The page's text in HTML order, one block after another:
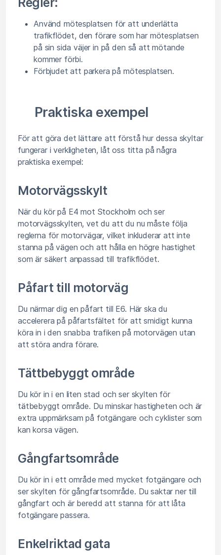
Använd mötesplatsen för att underlätta
trafikflödet, den förare som har mötesplatsen
på sin sida väjer in på den så att mötande
kommer förbi.
Förbjudet att parkera på mötesplatsen.
Praktiska exempel
För att göra det lättare att förstå hur dessa skyltar
fungerar i verkligheten, låt oss titta på några
praktiska exempel:
Motorvägsskylt
När du kör på E4 mot Stockholm och ser
motorvägsskylten, vet du att du nu måste följa
reglerna för motorvägar, vilket inkluderar att inte
stanna på vägen och att hålla en högre hastighet
som är säkert anpassad till trafikflödet.
Påfart till motorväg
Du närmar dig en påfart till E6. Här ska du
accelerera på påfartsfältet för att smidigt kunna
köra in i den snabba trafiken på motorvägen utan
att störa andra förare.
Tättbebyggt område
Du kör in i en liten stad och ser skylten för
tätbebyggt område. Du minskar hastigheten och är
extra uppmärksam på fotgängare och cyklister som
kan korsa vägen.
Gångfartsområde
Du kör in i ett område med mycket fotgängare och
ser skylten för gångfartsområde. Du saktar ner till
gångfart och är beredd att stanna för att låta
fotgängare passera.
Enkelriktad gata